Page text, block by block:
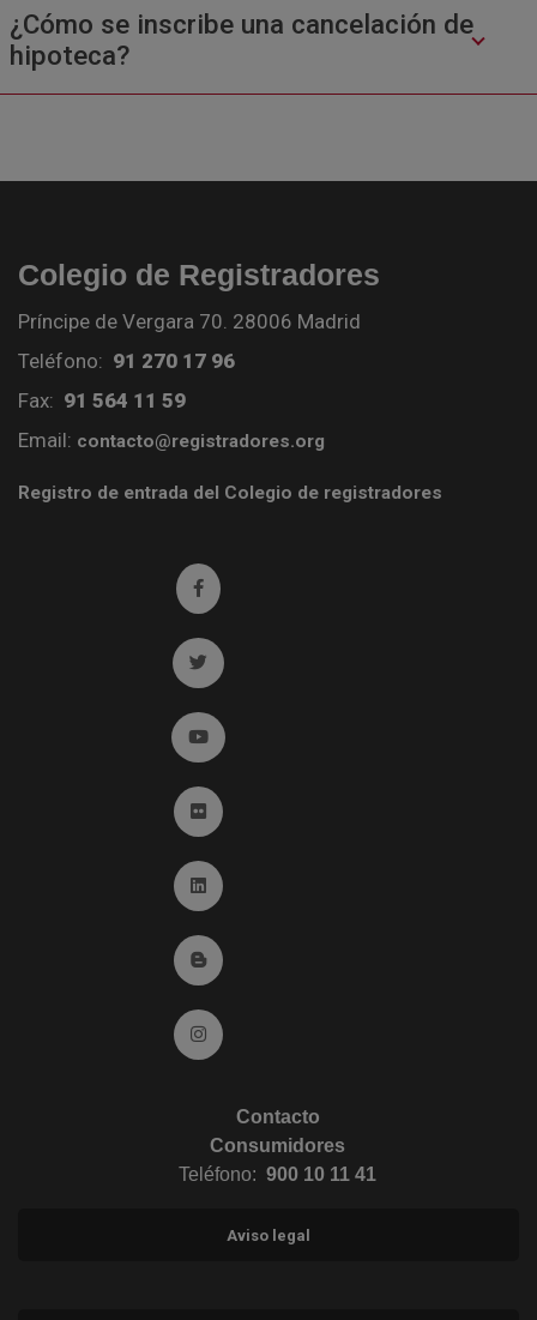
¿Cómo se inscribe una cancelación de
hipoteca?
Colegio de Registradores
Príncipe de Vergara 70. 28006 Madrid
Teléfono: 91 270 17 96
Fax: 91 564 11 59
Email: contacto@registradores.org
Registro de entrada del Colegio de registradores
Ir a facebook (abre en ventana nueva)
Ir a twitter (abre en ventana nueva)
Ir a YouTube (abre en ventana nueva)
Ir a Flickr (abre en ventana nueva)
Ir a Linkedin (abre en ventana nueva)
Ir al Blog (abre en ventana nueva)
Ir a Instagram (abre en ventana nueva)
Contacto
Consumidores
Teléfono: 900 10 11 41
Aviso legal